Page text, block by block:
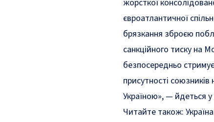
жорсткої
євроатлантичної
брязкання зброєю
санкційного тиску на
безпосередньо
присутності
Україною», — йдеться у
Читайте також: